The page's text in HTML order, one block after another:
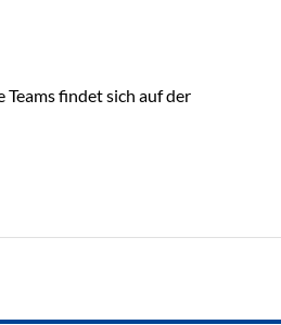
findet sich auf der